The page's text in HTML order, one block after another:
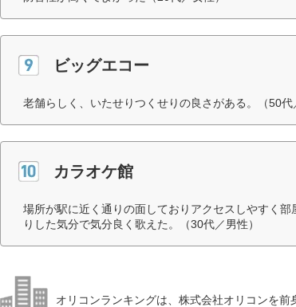
ビッグエコー
老舗らしく、いたせりつくせりの良さがある。（50代
カラオケ館
場所が駅に近く通りの面しておりアクセスしやすく
りした気分で気分良く歌えた。（30代／男性）
オリコンランキングは、株式会社オリコンを